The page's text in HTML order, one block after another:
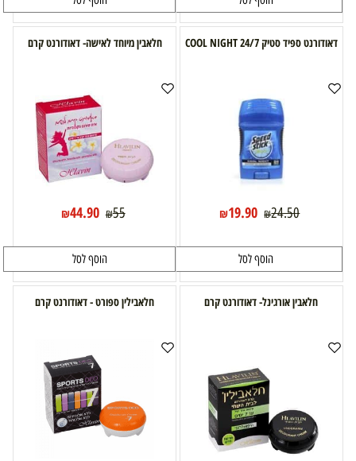
דאודורנט ספיד סטיק 24/7 COOL NIGHT
₪24.50
₪19.90
הוסף לסל
חלאבין מיוחד לאישה- דאודורנט קרם
₪55
₪44.90
הוסף לסל
חלאבין אורגינל- דאודורנט קרם חלאבילין ספורט - דאודורנט קרם